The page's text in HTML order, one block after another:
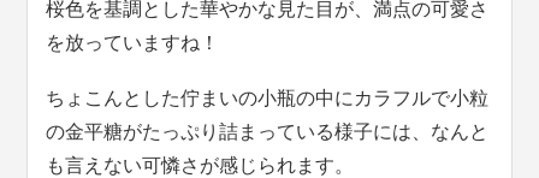
桜色を基調とした華やかな見た目が、満点の可愛さ
を放っていますね！
ちょこんとした佇まいの小瓶の中にカラフルで小粒
の金平糖がたっぷり詰まっている様子には、なんと
も言えない可憐さが感じられます。